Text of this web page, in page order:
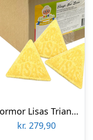
Mormor Lisas Triangle Sour Lemon Økonomipakke – 3,5 kg
kr. 279,90